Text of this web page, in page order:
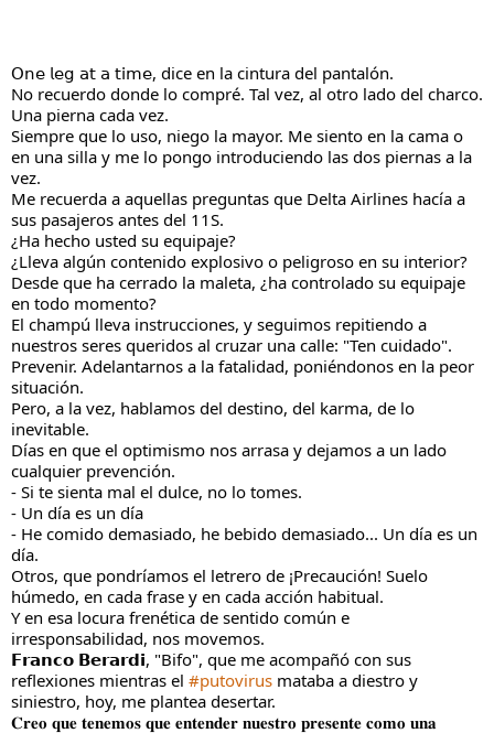
𝖮𝗇𝖾 𝗅𝖾𝗀 𝖺𝗍 𝖺 𝗍𝗂𝗆𝖾, dice en la cintura del pantalón.
No recuerdo donde lo compré. Tal vez, al otro lado del charco.
Una pierna cada vez.
Siempre que lo uso, niego la mayor. Me siento en la cama o
en una silla y me lo pongo introduciendo las dos piernas a la
vez.
Me recuerda a aquellas preguntas que Delta Airlines hacía a
sus pasajeros antes del 11S.
¿Ha hecho usted su equipaje?
¿Lleva algún contenido explosivo o peligroso en su interior?
Desde que ha cerrado la maleta, ¿ha controlado su equipaje
en todo momento?
El champú lleva instrucciones, y seguimos repitiendo a
nuestros seres queridos al cruzar una calle: "Ten cuidado".
Prevenir. Adelantarnos a la fatalidad, poniéndonos en la peor
situación.
Pero, a la vez, hablamos del destino, del karma, de lo
inevitable.
Días en que el optimismo nos arrasa y dejamos a un lado
cualquier prevención.
- Si te sienta mal el dulce, no lo tomes.
- Un día es un día
- He comido demasiado, he bebido demasiado... Un día es un
día.
Otros, que pondríamos el letrero de ¡Precaución! Suelo
húmedo, en cada frase y en cada acción habitual.
Y en esa locura frenética de sentido común e
irresponsabilidad, nos movemos.
𝗙𝗿𝗮𝗻𝗰𝗼 𝗕𝗲𝗿𝗮𝗿𝗱𝗶, "Bifo", que me acompañó con sus
reflexiones mientras el #putovirus mataba a diestro y
siniestro, hoy, me plantea desertar.
𝐂𝐫𝐞𝐨 𝐪𝐮𝐞 𝐭𝐞𝐧𝐞𝐦𝐨𝐬 𝐪𝐮𝐞 𝐞𝐧𝐭𝐞𝐧𝐝𝐞𝐫 𝐧𝐮𝐞𝐬𝐭𝐫𝐨 𝐩𝐫𝐞𝐬𝐞𝐧𝐭𝐞 𝐜𝐨𝐦𝐨 𝐮𝐧𝐚